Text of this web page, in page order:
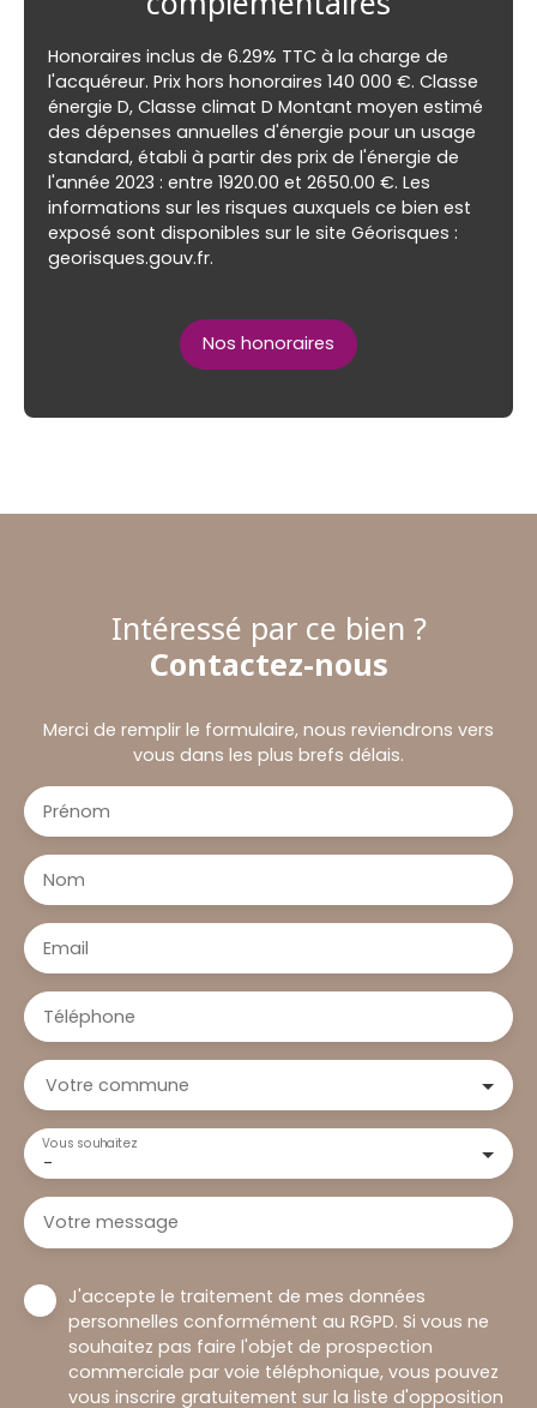
Honoraires inclus de 6.29% TTC à la charge de
l'acquéreur. Prix hors honoraires 140 000 €. Classe
énergie D, Classe climat D Montant moyen estimé
des dépenses annuelles d'énergie pour un usage
standard, établi à partir des prix de l'énergie de
l'année 2023 : entre 1920.00 et 2650.00 €. Les
informations sur les risques auxquels ce bien est
exposé sont disponibles sur le site Géorisques :
georisques.gouv.fr.
Nos honoraires
Intéressé par ce bien ?
Contactez-nous
Merci de remplir le formulaire, nous reviendrons vers
vous dans les plus brefs délais.
Prénom
Nom
Email
Téléphone
Votre commune
-
Vous souhaitez
Votre message
J'accepte le traitement de mes données
personnelles conformément au RGPD. Si vous ne
souhaitez pas faire l'objet de prospection
commerciale par voie téléphonique, vous pouvez
vous inscrire gratuitement sur la liste d'opposition